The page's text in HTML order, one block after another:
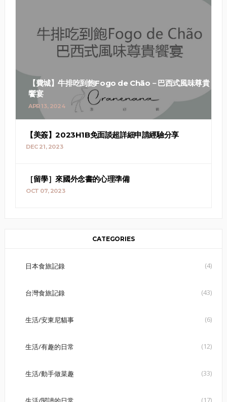
【費城】牛排吃到飽Fogo de Chão－巴西式風味尊貴
饗宴
APR 13, 2024
【美簽】2023H1B免面談超詳細申請經驗分享
DEC 21, 2023
［留學］來國外念書的心理準備
OCT 07, 2023
CATEGORIES
日本食旅記錄 (4)
台灣食旅記錄 (43)
生活/安東尼貓事 (6)
生活/有趣的日常 (12)
生活/動手做菜趣 (33)